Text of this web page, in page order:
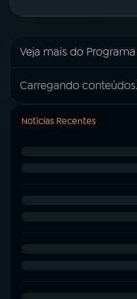
Veja mais do Programa
Carregando
Notícias Recentes